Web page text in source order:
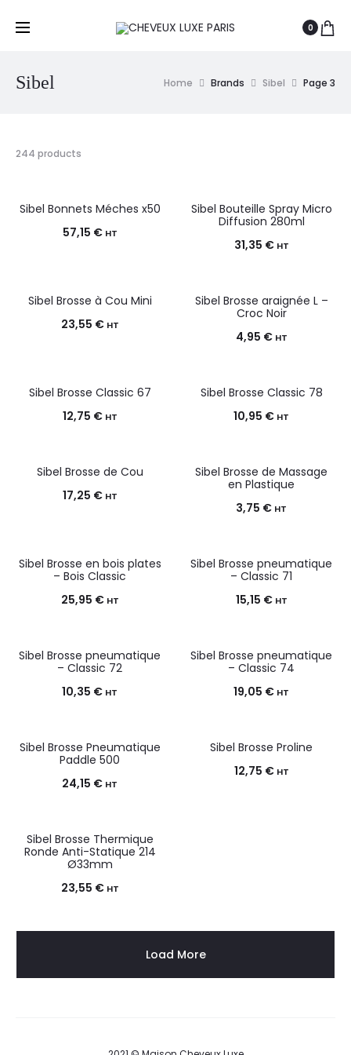
0
Sibel Home Brands Sibel Page 3
244 products
Sibel Bonnets Méches x50
57,15 € HT
Sibel Bouteille Spray Micro
Diffusion 280ml
31,35 € HT
Sibel Brosse à Cou Mini
23,55 € HT
Sibel Brosse araignée L –
Croc Noir
4,95 € HT
Sibel Brosse Classic 67
12,75 € HT
Sibel Brosse Classic 78
10,95 € HT
Sibel Brosse de Cou
17,25 € HT
Sibel Brosse de Massage
en Plastique
3,75 € HT
Sibel Brosse en bois plates
– Bois Classic
25,95 € HT
Sibel Brosse pneumatique
– Classic 71
15,15 € HT
Sibel Brosse pneumatique
– Classic 72
10,35 € HT
Sibel Brosse pneumatique
– Classic 74
19,05 € HT
Sibel Brosse Pneumatique
Paddle 500
24,15 € HT
Sibel Brosse Proline
12,75 € HT
Sibel Brosse Thermique
Ronde Anti-Statique 214
Ø33mm
23,55 € HT
Load More